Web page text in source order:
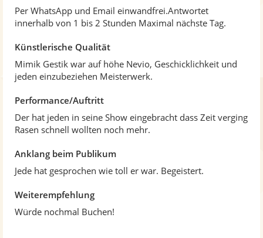
n
e
Per WhatsApp und Email einwandfrei.Antwortet
innerhalb von 1 bis 2 Stunden Maximal nächste Tag.
Künstlerische Qualität
Mimik Gestik war auf höhe Nevio, Geschicklichkeit und
jeden einzubeziehen Meisterwerk.
Performance/Auftritt
Der hat jeden in seine Show eingebracht dass Zeit verging
Rasen schnell wollten noch mehr.
Anklang beim Publikum
Jede hat gesprochen wie toll er war. Begeistert.
Weiterempfehlung
Würde nochmal Buchen!